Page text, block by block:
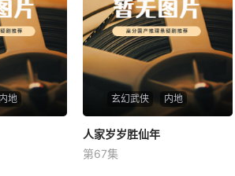
内地 玄幻武侠 内地
人家岁岁胜仙年
未知
人家岁岁胜仙年
第67集